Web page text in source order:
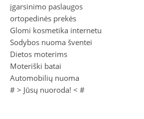
įgarsinimo paslaugos
ortopedinės prekės
Glomi kosmetika internetu
Sodybos nuoma šventei
Dietos moterims
Moteriški batai
Automobilių nuoma
# > Jūsų nuoroda! < #